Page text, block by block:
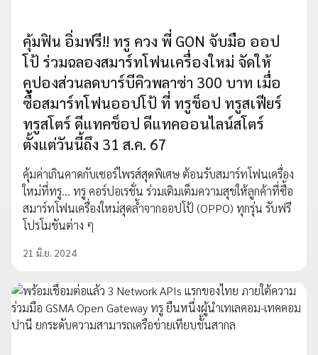
คุ้มฟิน อิ่มฟรี!! ทรู ควง พี่ GON จับมือ ออป
โป้ ร่วมฉลองสมาร์ทโฟนเครื่องใหม่ จัดให้
คูปองส่วนลดบาร์บีคิวพลาซ่า 300 บาท เมื่อ
ซื้อสมาร์ทโฟนออปโป้ ที่ ทรูช็อป ทรูสเฟียร์
ทรูสโตร์ ดีแทคช็อป ดีแทคออนไลน์สโตร์
ตั้งแต่วันนี้ถึง 31 ส.ค. 67
คุ้มค่าเกินคาดกับเซอร์ไพรส์สุดพิเศษ ต้อนรับสมาร์ทโฟนเครื่อง
ใหม่ที่ทรู... ทรู คอร์ปอเรชั่น ร่วมเติมเต็มความสุขให้ลูกค้าที่ซื้อ
สมาร์ทโฟนเครื่องใหม่สุดล้ำจากออปโป้ (OPPO) ทุกรุ่น รับฟรี
โปรโมชันต่าง ๆ
21 มิ.ย. 2024